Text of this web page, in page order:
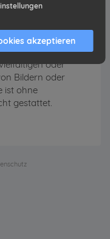
Alle Rechte
oder
Bildern oder
ist ohne
gestattet.
akzeptieren